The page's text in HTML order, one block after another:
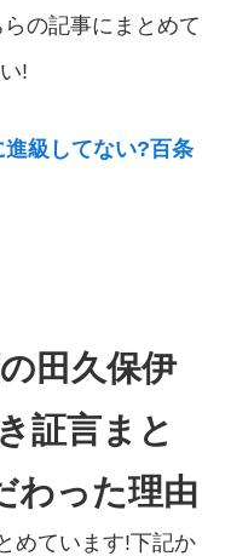
の記事にまとめて
!
級してない?百条
田久保伊
証言まと
わった理由
めています!下記か